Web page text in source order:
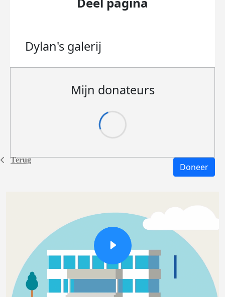
Terug
Dylan's galerij
Mijn donateurs
Doneer